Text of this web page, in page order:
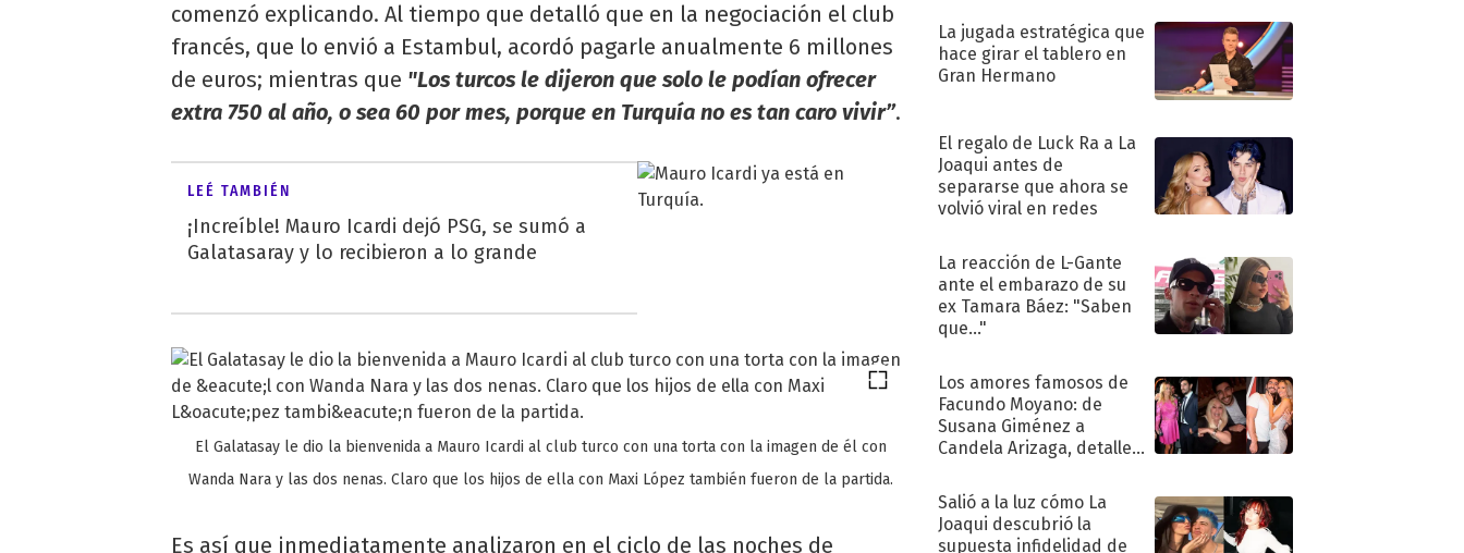
comenzó explicando. Al tiempo que detalló que en la negociación el club
francés, que lo envió a Estambul, acordó pagarle anualmente 6 millones
de euros; mientras que "Los turcos le dijeron que solo le podían ofrecer
extra 750 al año, o sea 60 por mes, porque en Turquía no es tan caro vivir”.
LEÉ TAMBIÉN
¡Increíble! Mauro Icardi dejó PSG, se sumó a
Galatasaray y lo recibieron a lo grande
El Galatasay le dio la bienvenida a Mauro Icardi al club turco con una torta con la imagen de él con
Wanda Nara y las dos nenas. Claro que los hijos de ella con Maxi López también fueron de la partida.
Es así que inmediatamente analizaron en el ciclo de las noches de
La jugada estratégica que
hace girar el tablero en
Gran Hermano
El regalo de Luck Ra a La
Joaqui antes de
separarse que ahora se
volvió viral en redes
La reacción de L-Gante
ante el embarazo de su
ex Tamara Báez: "Saben
que..."
Los amores famosos de
Facundo Moyano: de
Susana Giménez a
Candela Arizaga, detalles
sentimental
Salió a la luz cómo La
Joaqui descubrió la
supuesta infidelidad de